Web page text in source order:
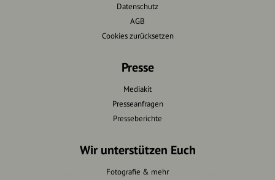
Datenschutz
AGB
Cookies zurücksetzen
Presse
Mediakit
Presseanfragen
Presseberichte
Wir unterstützen Euch
Fotografie & mehr